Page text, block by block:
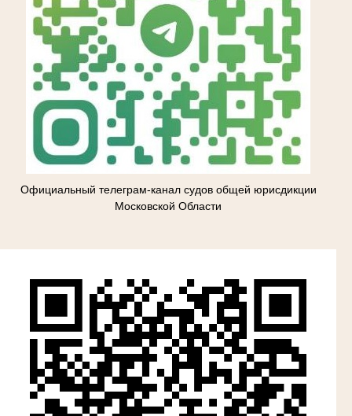
Официальный телеграм-канал судов общей юрисдикции
Московской Области